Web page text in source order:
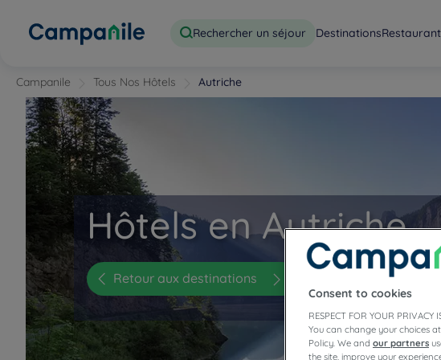
Rechercher un séjour Destinations
Campanile Tous Nos Hôtels Autriche
Hôtels en Autriche
Retour aux destinations
Consent to cookies
RESPECT FOR YOUR PRIVACY
You can change your choices
Policy. We and our partners
the site, improve your